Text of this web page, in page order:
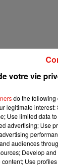
this angel are
par
un tendre
avec cet
tendresse qui
votre vie
do the following
legitimate interest:
Use limited data
advertising; Use
audiences
Develop
Use